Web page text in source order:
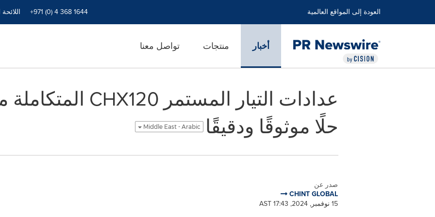
العودة إلى المواقع العالمية +971 (0) 4 368 1644
أخبار منتجات تواصل معنا
حلًا موثوقًا ودقيقًا
Middle East - Arabic
صدر عن
CHINT GLOBAL
15 نوفمبر, 2024, 17:43 AST